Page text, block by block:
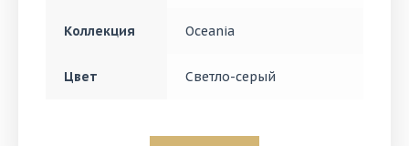
Коллекция Oceania
Цвет Светло-серый